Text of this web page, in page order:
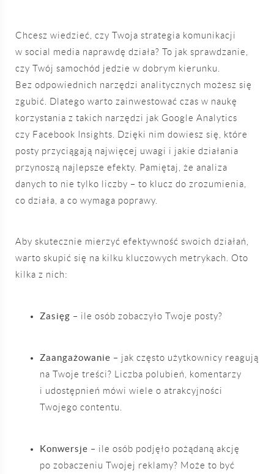
Chcesz wiedzieć, czy Twoja strategia komunikacji
w social media naprawdę działa? To jak sprawdzanie,
czy Twój samochód jedzie w dobrym kierunku.
Bez odpowiednich narzędzi analitycznych możesz się
zgubić. Dlatego warto zainwestować czas w naukę
korzystania z takich narzędzi jak Google Analytics
czy Facebook Insights. Dzięki nim dowiesz się, które
posty przyciągają najwięcej uwagi i jakie działania
przynoszą najlepsze efekty. Pamiętaj, że analiza
danych to nie tylko liczby – to klucz do zrozumienia,
co działa, a co wymaga poprawy.
Aby skutecznie mierzyć efektywność swoich działań,
warto skupić się na kilku kluczowych metrykach. Oto
kilka z nich:
Zasięg – ile osób zobaczyło Twoje posty?
Zaangażowanie – jak często użytkownicy reagują
na Twoje treści? Liczba polubień, komentarzy
i udostępnień mówi wiele o atrakcyjności
Twojego contentu.
Konwersje – ile osób podjęło pożądaną akcję
po zobaczeniu Twojej reklamy? Może to być